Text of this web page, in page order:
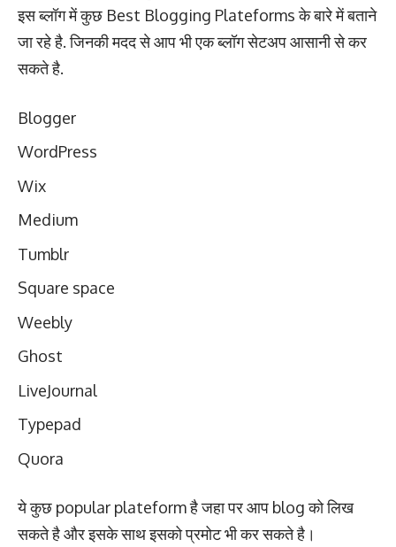
इस ब्लॉग में कुछ Best Blogging Plateforms के बारे में बताने
जा रहे है. जिनकी मदद से आप भी एक ब्लॉग सेटअप आसानी से कर
सकते है.
Blogger
WordPress
Wix
Medium
Tumblr
Square space
Weebly
Ghost
LiveJournal
Typepad
Quora
ये कुछ popular plateform है जहा पर आप blog को लिख
सकते है और इसके साथ इसको प्रमोट भी कर सकते है।